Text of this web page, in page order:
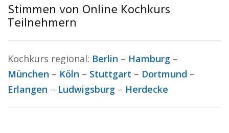
Stimmen von Online Kochkurs
Teilnehmern
Kochkurs regional: Berlin – Hamburg –
München – Köln – Stuttgart – Dortmund –
Erlangen – Ludwigsburg – Herdecke